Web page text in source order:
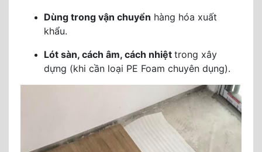
Dùng trong vận chuyển hàng hóa xuất
khẩu.
Lót sàn, cách âm, cách nhiệt trong xây
dựng (khi cần loại PE Foam chuyên dụng).